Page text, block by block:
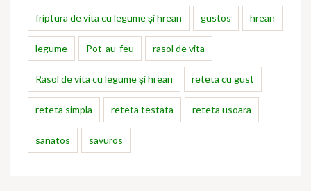
friptura de vita cu legume și hrean gustos hrean
legume Pot-au-feu rasol de vita
Rasol de vita cu legume și hrean reteta cu gust
reteta simpla reteta testata reteta usoara
sanatos savuros